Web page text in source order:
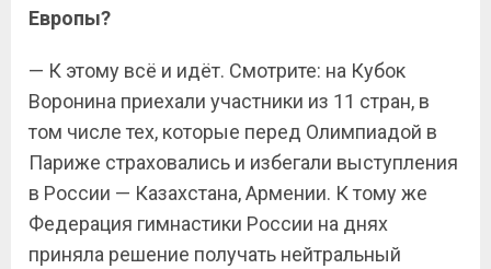
Европы?
— К этому всё и идёт. Смотрите: на Кубок
Воронина приехали участники из 11 стран, в
том числе тех, которые перед Олимпиадой в
Париже страховались и избегали выступления
в России — Казахстана, Армении. К тому же
Федерация гимнастики России на днях
приняла решение получать нейтральный